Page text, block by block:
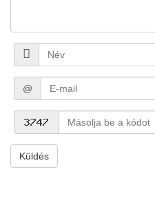
@
Küldés